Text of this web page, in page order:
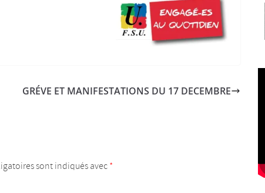
GRÉVE ET MANIFESTATIONS DU 17 DECEMBRE
sont indiqués avec*